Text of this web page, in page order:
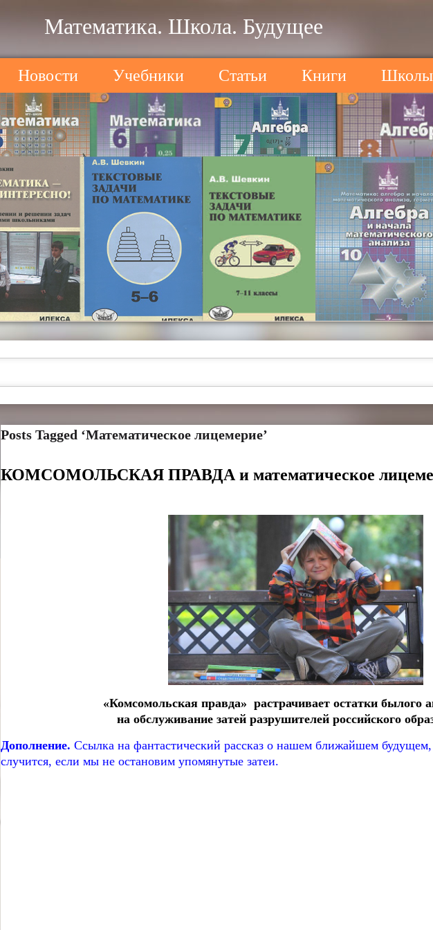
Математика. Школа. Будущее
Новости Учебники Статьи Книги Школы
Posts Tagged ‘Математическое лицемерие’
КОМСОМОЛЬСКАЯ ПРАВДА и математическое
«Комсомольская правда» растрачивает остатки былого
на обслуживание затей разрушителей российского
Дополнение. Ссылка на фантастический рассказ о нашем ближайшем
случится, если мы не остановим упомянутые затеи.